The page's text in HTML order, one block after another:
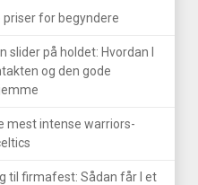
priser for begyndere
slider på holdet: Hvordan I
og den gode
mest intense warriors-
til firmafest: Sådan får I et